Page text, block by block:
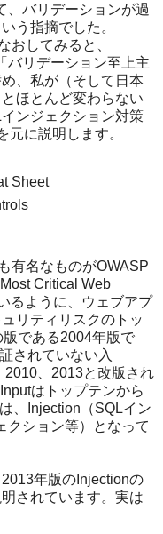
、バリデーションが過
う指摘でした。
おしてみると、
バリデーション至上主
、私が（そして日本
ほとんど変わらない
ンジェクション対策
元に説明します。
Sheet
有名なものがOWASP
Critical Web
るように、ウェブアプ
リティリスクのトッ
である2004年版で
されていない入
2010、2013と改版され
はトップテンから
、Injection（SQLイン
クション等）となって
年版のInjectionの
されています。実は